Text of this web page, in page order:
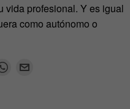
vida profesional. Y es igual
como autónomo o